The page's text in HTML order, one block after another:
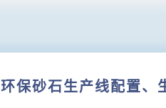
环保砂石生产线配置、